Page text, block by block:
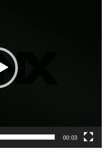
00:03